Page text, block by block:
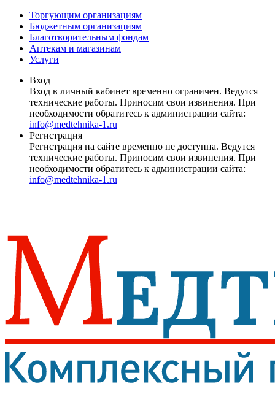
Торгующим организациям
Бюджетным организациям
Благотворительным фондам
Аптекам и магазинам
Услуги
Вход
Вход в личный кабинет временно ограничен. Ведутся
технические работы. Приносим свои извинения. При
необходимости обратитесь к администрации сайта:
info@medtehnika-1.ru
Регистрация
Регистрация на сайте временно не доступна. Ведутся
технические работы. Приносим свои извинения. При
необходимости обратитесь к администрации сайта:
info@medtehnika-1.ru